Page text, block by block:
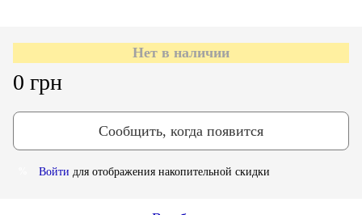
Нет в наличии
0 грн
Сообщить, когда появится
Войти для отображения накопительной скидки